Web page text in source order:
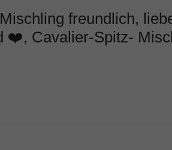
freundlich,
❤️, Cavalier-Spitz-